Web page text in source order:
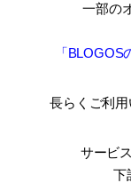
一部の
「BLOGOS
長らくご利用
サービ
下